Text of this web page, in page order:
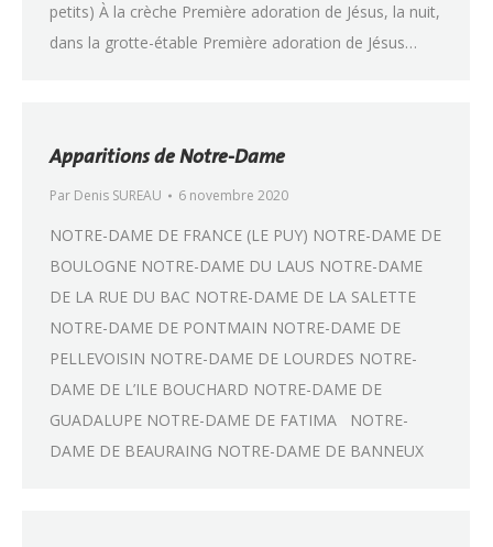
petits) À la crèche Première adoration de Jésus, la nuit,
dans la grotte-étable Première adoration de Jésus…
Apparitions de Notre-Dame
Par Denis SUREAU 6 novembre 2020
NOTRE-DAME DE FRANCE (LE PUY) NOTRE-DAME DE
BOULOGNE NOTRE-DAME DU LAUS NOTRE-DAME
DE LA RUE DU BAC NOTRE-DAME DE LA SALETTE
NOTRE-DAME DE PONTMAIN NOTRE-DAME DE
PELLEVOISIN NOTRE-DAME DE LOURDES NOTRE-
DAME DE L’ILE BOUCHARD NOTRE-DAME DE
GUADALUPE NOTRE-DAME DE FATIMA NOTRE-
DAME DE BEAURAING NOTRE-DAME DE BANNEUX